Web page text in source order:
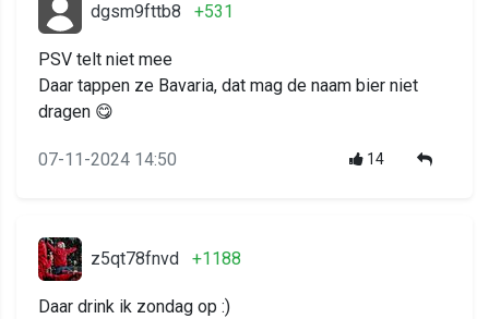
dgsm9fttb8 +531
PSV telt niet mee
Daar tappen ze Bavaria, dat mag de naam bier niet
dragen 😋
07-11-2024 14:50 14
z5qt78fnvd +1188
Daar drink ik zondag op :)